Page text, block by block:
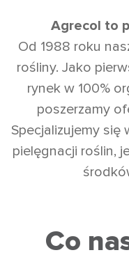
Agrecol to
Od 1988 roku
rośliny. Jako
rynek w 100%
poszerzamy
Specjalizujemy
pielęgnacji roślin,
Co